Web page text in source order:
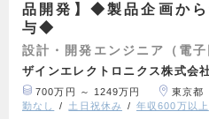
品開発】◆製品企画か
与◆
設計・開発エンジニア（電子
ザインエレクトロニクス株式会
700万円 ～ 1249万円 東京都
勤なし
土日祝休み 年収600万以上